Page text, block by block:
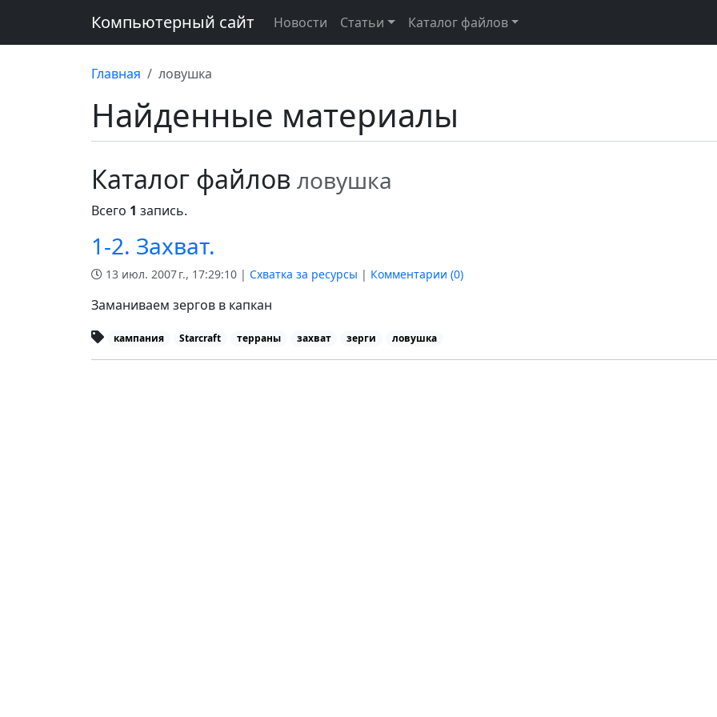
Компьютерный сайт Новости Статьи Каталог файлов
Главная ловушка
Найденные материалы
Каталог файлов ловушка
Всего 1 запись.
1-2. Захват.
13 июл. 2007 г., 17:29:10 | Схватка за ресурсы | Комментарии (0)
Заманиваем зергов в капкан
кампания Starcraft терраны захват зерги ловушка